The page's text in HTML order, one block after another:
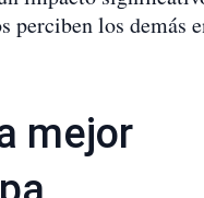
perciben los demás
mejor